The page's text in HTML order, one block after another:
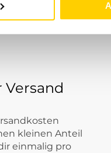
kleinen Anteil
einmalig pro